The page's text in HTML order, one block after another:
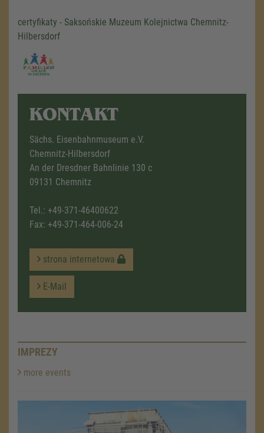
certyfikaty - Saksońskie Muzeum Kolejnictwa Chemnitz-
Hilbersdorf
KONTAKT
Sächs. Eisenbahnmuseum e.V.
Chemnitz-Hilbersdorf
An der Dresdner Bahnlinie 130 c
09131 Chemnitz
Tel.: +49-371-46400622
Fax: +49-371-464-006-24
strona internetowa
E-Mail
IMPREZY
more events